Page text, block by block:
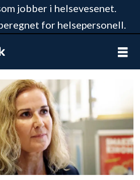
jobber i helsevesenet.
for helsepersonell.